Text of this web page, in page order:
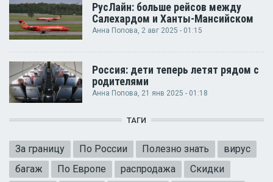
РусЛайн: больше рейсов между
Салехардом и Ханты-Мансийском
Анна Попова , 2 авг 2025 - 01:15
Россия: дети теперь летят рядом с
родителями
Анна Попова, 21 янв 2025 - 01:18
ТАГИ
За границу По России Полезно знать
вирус
багаж
По Европе распродажа
Скидки